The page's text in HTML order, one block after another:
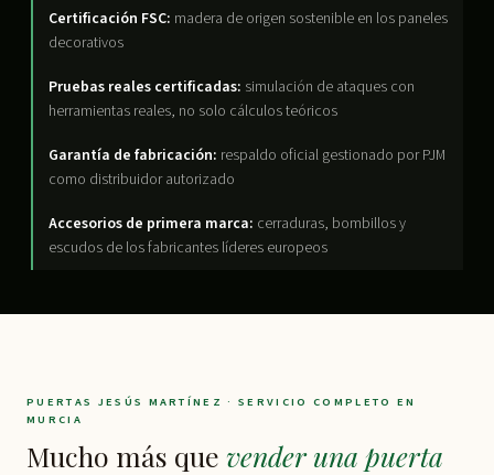
Certificación FSC: madera de origen sostenible en los paneles
decorativos
Pruebas reales certificadas: simulación de ataques con
herramientas reales, no solo cálculos teóricos
Garantía de fabricación: respaldo oficial gestionado por PJM
como distribuidor autorizado
Accesorios de primera marca: cerraduras, bombillos y
escudos de los fabricantes líderes europeos
PUERTAS JESÚS MARTÍNEZ · SERVICIO COMPLETO EN
MURCIA
Mucho más que vender una puerta